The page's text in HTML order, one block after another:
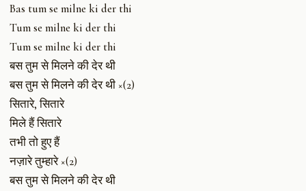
Bas tum se milne ki der thi
Tum se milne ki der thi
Tum se milne ki der thi
बस तुम से मिलने की देर थी
बस तुम से मिलने की देर थी ×(2)
सितारे, सितारे
मिले हैं सितारे
तभी तो हुए हैं
नज़ारे तुम्हारे ×(2)
बस तुम से मिलने की देर थी